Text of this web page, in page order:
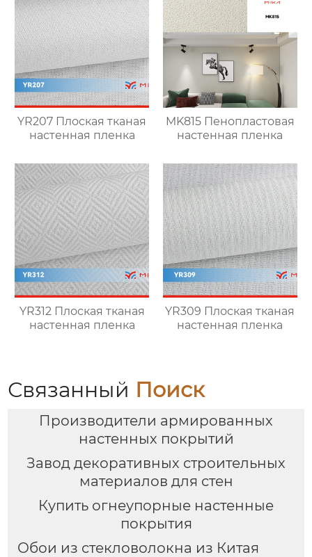
YR207 Плоская тканая
настенная пленка
MK815 Пенопластовая
настенная пленка
YR312 Плоская тканая
настенная пленка
YR309 Плоская тканая
настенная пленка
Связанный Поиск
Производители армированных
настенных покрытий
Завод декоративных строительных
материалов для стен
Купить огнеупорные настенные
покрытия
Обои из стекловолокна из Китая